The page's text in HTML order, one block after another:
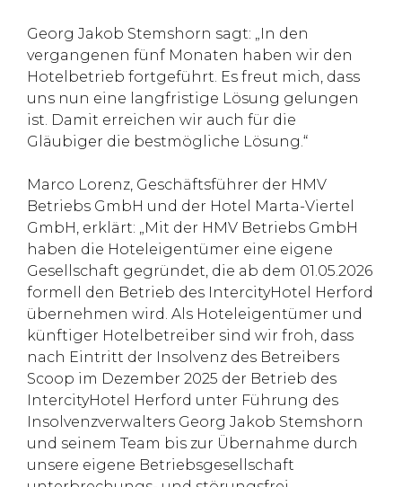
Georg Jakob Stemshorn sagt: „In den
vergangenen fünf Monaten haben wir den
Hotelbetrieb fortgeführt. Es freut mich, dass
uns nun eine langfristige Lösung gelungen
ist. Damit erreichen wir auch für die
Gläubiger die bestmögliche Lösung.“
Marco Lorenz, Geschäftsführer der HMV
Betriebs GmbH und der Hotel Marta-Viertel
GmbH, erklärt: „Mit der HMV Betriebs GmbH
haben die Hoteleigentümer eine eigene
Gesellschaft gegründet, die ab dem 01.05.2026
formell den Betrieb des IntercityHotel Herford
übernehmen wird. Als Hoteleigentümer und
künftiger Hotelbetreiber sind wir froh, dass
nach Eintritt der Insolvenz des Betreibers
Scoop im Dezember 2025 der Betrieb des
IntercityHotel Herford unter Führung des
Insolvenzverwalters Georg Jakob Stemshorn
und seinem Team bis zur Übernahme durch
unsere eigene Betriebsgesellschaft